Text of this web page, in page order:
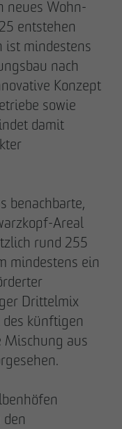
neues Wohn-
entstehen
ist mindestens
nach
Konzept
sowie
damit
benachbarte,
Areal
rund 255
mindestens ein
Drittelmix
künftigen
Mischung aus
& Marketing
otto-wulff.de
& Marketing